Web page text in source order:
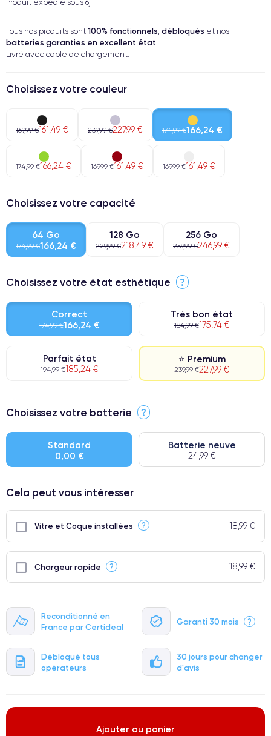
Produit expédié sous 6j
Tous nos produits sont 100% fonctionnels, débloqués et nos
batteries garanties en excellent état.
Livré avec cable de chargement.
Reconditionné en
France par Certideal
Garanti 30 mois ?
Débloqué tous
opérateurs
30 jours pour changer
d'avis
Choisissez votre couleur
169,99 €161,49 € 239,99 €227,99 € 174,99 €166,24 €
174,99 €166,24 € 169,99 €161,49 € 169,99 €161,49 €
Choisissez votre capacité
64 Go
174,99 €166,24 €
128 Go
229,99 €218,49 €
256 Go
259,99 €246,99 €
Choisissez votre état esthétique ?
Correct
174,99 €166,24 €
Très bon état
184,99 €175,74 €
Parfait état
194,99 €185,24 €
⭐ Premium
239,99 €227,99 €
⭐ Premium
● Batterie : usage intensif.
● Seuls 5% de nos téléphones ont un grade Premium.
Choisissez votre batterie ?
Standard
0,00 €
Batterie neuve
24,99 €
Cela peut vous intéresser
Vitre et Coque installées ? 18,99 €
Chargeur rapide ? 18,99 €
Ajouter au panier